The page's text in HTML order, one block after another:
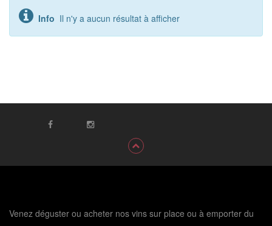
Info Il n'y a aucun résultat à afficher
Venez déguster ou acheter nos vins sur place ou à emporter du